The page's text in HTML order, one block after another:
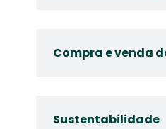
Compra e venda
Sustentabilidade